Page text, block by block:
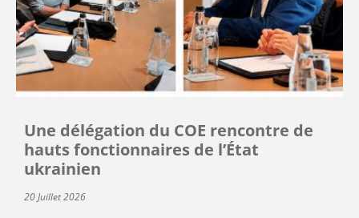
Une délégation du COE rencontre de
hauts fonctionnaires de l’État
ukrainien
20 Juillet 2026